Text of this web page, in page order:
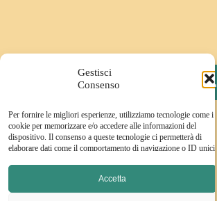
Gestisci
Consenso
Per fornire le migliori esperienze, utilizziamo tecnologie come i
cookie per memorizzare e/o accedere alle informazioni del
dispositivo. Il consenso a queste tecnologie ci permetterà di
elaborare dati come il comportamento di navigazione o ID unici
influire negativamente su alcune caratteristiche e funzioni.
Accetta
PRENOTA UNA CALL